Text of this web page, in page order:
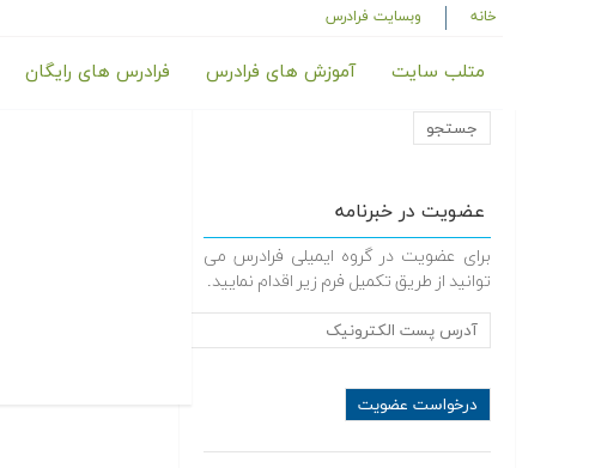
خانه وبسایت فرادرس
متلب سایت آموزش های فرادرس فرادرس های رایگان
عضویت در خبرنامه
برای عضویت در گروه ایمیلی فرادرس می
توانید از طریق تکمیل فرم زیر اقدام نمایید.